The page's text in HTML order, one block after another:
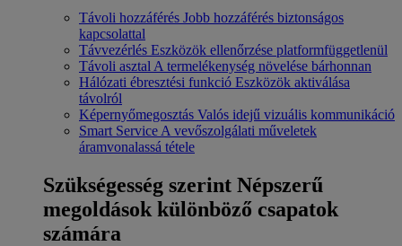
Távoli hozzáférés Jobb hozzáférés biztonságos
kapcsolattal
Távvezérlés Eszközök ellenőrzése platformfüggetlenül
Távoli asztal A termelékenység növelése bárhonnan
Hálózati ébresztési funkció Eszközök aktiválása
távolról
Képernyőmegosztás Valós idejű vizuális kommunikáció
Smart Service A vevőszolgálati műveletek
áramvonalassá tétele
Szükségesség szerint Népszerű
megoldások különböző csapatok
számára